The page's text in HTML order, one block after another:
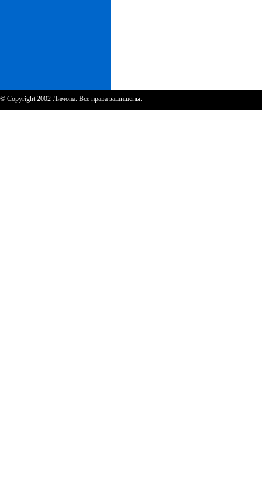
© Copyright 2002 Лимона. Все права защищены.